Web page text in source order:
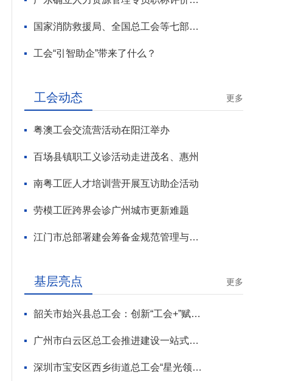
国家消防救援局、全国总工会等七部门联合部署 开展全民消防安全素质提升行动
工会“引智助企”带来了什么？
工会动态 更多
粤澳工会交流营活动在阳江举办
百场县镇职工义诊活动走进茂名、惠州
南粤工匠人才培训营开展互访助企活动
劳模工匠跨界会诊广州城市更新难题
江门市总部署建会筹备金规范管理与基层工会组建攻坚行动
基层亮点 更多
韶关市始兴县总工会：创新“工会+”赋能模式 为“百千万工程”蓄势添力
广州市白云区总工会推进建设一站式调解平台
深圳市宝安区西乡街道总工会“星光领航”品牌首场活动走进企业